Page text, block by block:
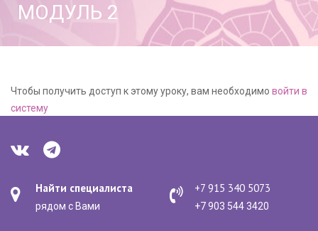
МОДУЛЬ 2
Чтобы получить доступ к этому уроку, вам необходимо войти в
систему
+7 915 340 5073
+7 903 544 3420
Найти специалиста
рядом с Вами